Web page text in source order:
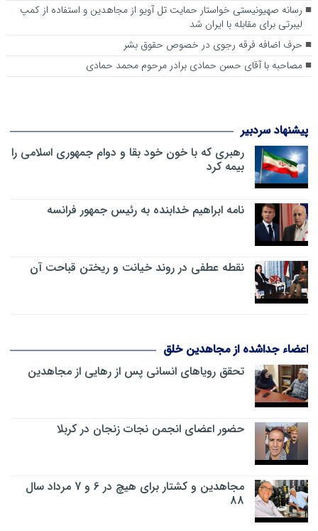
رسانه صهیونیستی خواستار حمایت تل آویو از مجاهدین و استفاده از کمپ
لیبرتی برای مقابله با ایران شد
حرف اضافه فرقه رجوی در خصوص حقوق بشر
مصاحبه با آقای حسن حمادی برادر مرحوم محمد حمادی
پیشنهاد سردبیر
رهبری که با خون خود بقا و دوام جمهوری اسلامی را
بیمه کرد
نامه ابراهیم خدابنده به رئیس جمهور فرانسه
نقطه عطفی در روند خیانت و ریختن قباحت آن
اعضاء جداشده از مجاهدین خلق
تحقق رویاهای انسانی پس از رهایی از مجاهدین
حضور اعضای انجمن نجات زنجان در کربلا
مجاهدین و کشتار برای هیچ در 6 و 7 مرداد سال
88